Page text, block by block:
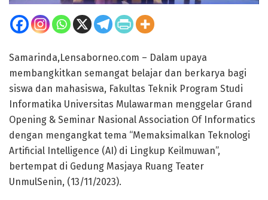
Samarinda,Lensaborneo.com – Dalam upaya
membangkitkan semangat belajar dan berkarya bagi
siswa dan mahasiswa, Fakultas Teknik Program Studi
Informatika Universitas Mulawarman menggelar Grand
Opening & Seminar Nasional Association Of Informatics
dengan mengangkat tema “Memaksimalkan Teknologi
Artificial Intelligence (AI) di Lingkup Keilmuwan”,
bertempat di Gedung Masjaya Ruang Teater
UnmulSenin, (13/11/2023).